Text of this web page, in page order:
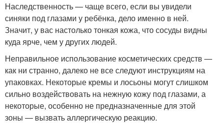
Наследственность — чаще всего, если вы увидели
синяки под глазами у ребёнка, дело именно в ней.
Значит, у вас настолько тонкая кожа, что сосуды видны
куда ярче, чем у других людей.
Неправильное использование косметических средств —
как ни странно, далеко не все следуют инструкциям на
упаковках. Некоторые кремы и лосьоны могут слишком
сильно воздействовать на нежную кожу под глазами, а
некоторые, особенно не предназначенные для этой
зоны — вызвать аллергическую реакцию.